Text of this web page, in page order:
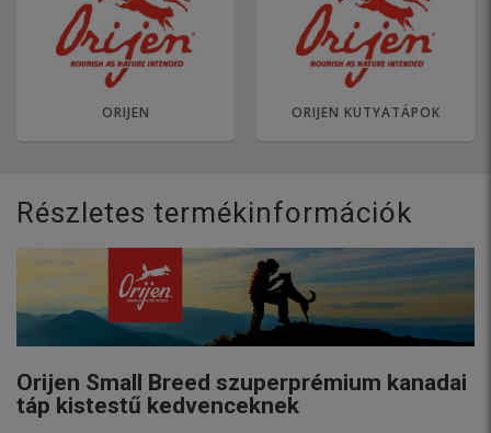
ORIJEN ORIJEN KUTYATÁPOK
Részletes termékinformációk
Orijen Small Breed szuperprémium kanadai
táp kistestű kedvenceknek